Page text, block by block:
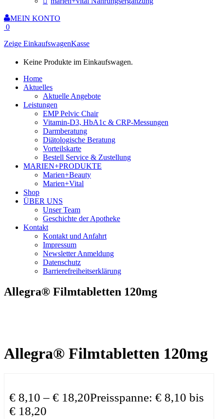
MEIN KONTO
0
Zeige EinkaufswagenKasse
Keine Produkte im Einkaufswagen.
Home
Aktuelles
Aktuelle Angebote
Leistungen
EMP Pelvic Chair
Vitamin-D3, HbA1c & CRP-Messungen
Darmberatung
Diätologische Beratung
Vorteilskarte
Bestell Service & Zustellung
MARIEN+PRODUKTE
Marien+Beauty
Marien+Vital
Shop
ÜBER UNS
Unser Team
Geschichte der Apotheke
Kontakt
Kontakt und Anfahrt
Impressum
Newsletter Anmeldung
Datenschutz
Barrierefreiheitserklärung
Allegra® Filmtabletten 120mg
Allegra® Filmtabletten 120mg
€ 8,10 – € 18,20Preisspanne: € 8,10 bis
€ 18,20